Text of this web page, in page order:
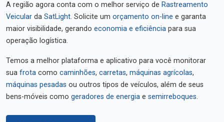
A região agora conta com o melhor serviço de Rastreamento
Veicular da SatLight. Solicite um orçamento on-line e garanta
maior visibilidade, gerando economia e eficiência para sua
operação logística.
Temos a melhor plataforma e aplicativo para você monitorar
sua frota como caminhões, carretas, máquinas agrícolas,
máquinas pesadas ou outros tipos de veículos, além de seus
bens-móveis como geradores de energia e semirreboques.